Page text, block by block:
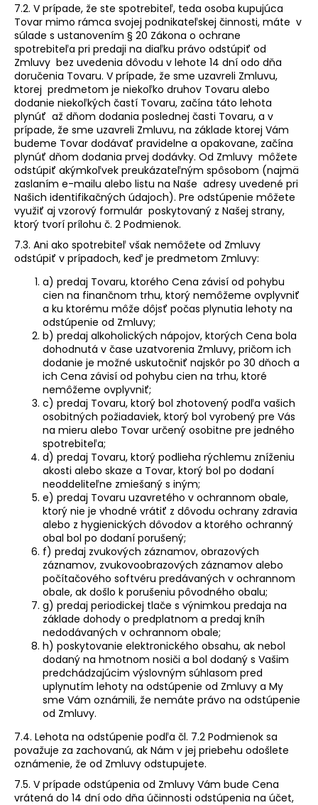
7.2. V prípade, že ste spotrebiteľ, teda osoba kupujúca
Tovar mimo rámca svojej podnikateľskej činnosti, máte v
súlade s ustanovením § 20 Zákona o ochrane
spotrebiteľa pri predaji na diaľku právo odstúpiť od
Zmluvy bez uvedenia dôvodu v lehote 14 dní odo dňa
doručenia Tovaru. V prípade, že sme uzavreli Zmluvu,
ktorej predmetom je niekoľko druhov Tovaru alebo
dodanie niekoľkých častí Tovaru, začína táto lehota
plynúť až dňom dodania poslednej časti Tovaru, a v
prípade, že sme uzavreli Zmluvu, na základe ktorej Vám
budeme Tovar dodávať pravidelne a opakovane, začína
plynúť dňom dodania prvej dodávky. Od Zmluvy môžete
odstúpiť akýmkoľvek preukázateľným spôsobom (najmä
zaslaním e-mailu alebo listu na Naše adresy uvedené pri
Našich identifikačných údajoch). Pre odstúpenie môžete
využiť aj vzorový formulár poskytovaný z Našej strany,
ktorý tvorí prílohu č. 2 Podmienok.
7.3. Ani ako spotrebiteľ však nemôžete od Zmluvy
odstúpiť v prípadoch, keď je predmetom Zmluvy:
a) predaj Tovaru, ktorého Cena závisí od pohybu
cien na finančnom trhu, ktorý nemôžeme ovplyvniť
a ku ktorému môže dôjsť počas plynutia lehoty na
odstúpenie od Zmluvy;
b) predaj alkoholických nápojov, ktorých Cena bola
dohodnutá v čase uzatvorenia Zmluvy, pričom ich
dodanie je možné uskutočniť najskôr po 30 dňoch a
ich Cena závisí od pohybu cien na trhu, ktoré
nemôžeme ovplyvniť;
c) predaj Tovaru, ktorý bol zhotovený podľa vašich
osobitných požiadaviek, ktorý bol vyrobený pre Vás
na mieru alebo Tovar určený osobitne pre jedného
spotrebiteľa;
d) predaj Tovaru, ktorý podlieha rýchlemu zníženiu
akosti alebo skaze a Tovar, ktorý bol po dodaní
neoddeliteľne zmiešaný s iným;
e) predaj Tovaru uzavretého v ochrannom obale,
ktorý nie je vhodné vrátiť z dôvodu ochrany zdravia
alebo z hygienických dôvodov a ktorého ochranný
obal bol po dodaní porušený;
f) predaj zvukových záznamov, obrazových
záznamov, zvukovoobrazových záznamov alebo
počítačového softvéru predávaných v ochrannom
obale, ak došlo k porušeniu pôvodného obalu;
g) predaj periodickej tlače s výnimkou predaja na
základe dohody o predplatnom a predaj kníh
nedodávaných v ochrannom obale;
h) poskytovanie elektronického obsahu, ak nebol
dodaný na hmotnom nosiči a bol dodaný s Vašim
predchádzajúcim výslovným súhlasom pred
uplynutím lehoty na odstúpenie od Zmluvy a My
sme Vám oznámili, že nemáte právo na odstúpenie
od Zmluvy.
7.4. Lehota na odstúpenie podľa čl. 7.2 Podmienok sa
považuje za zachovanú, ak Nám v jej priebehu odošlete
oznámenie, že od Zmluvy odstupujete.
7.5. V prípade odstúpenia od Zmluvy Vám bude Cena
vrátená do 14 dní odo dňa účinnosti odstúpenia na účet,